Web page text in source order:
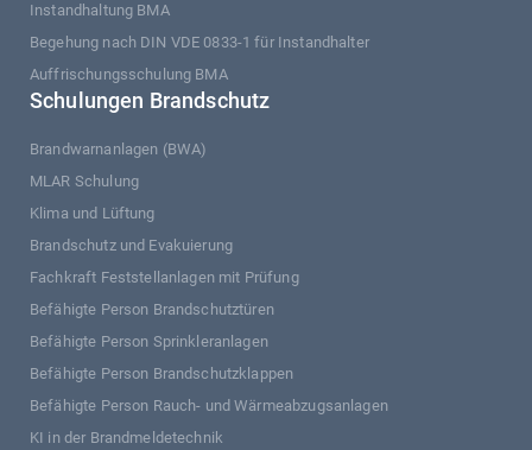
Instandhaltung BMA
Begehung nach DIN VDE 0833-1 für Instandhalter
Auffrischungsschulung BMA
Schulungen Brandschutz
Brandwarnanlagen (BWA)
MLAR Schulung
Klima und Lüftung
Brandschutz und Evakuierung
Fachkraft Feststellanlagen mit Prüfung
Befähigte Person Brandschutztüren
Befähigte Person Sprinkleranlagen
Befähigte Person Brandschutzklappen
Befähigte Person Rauch- und Wärmeabzugsanlagen
KI in der Brandmeldetechnik